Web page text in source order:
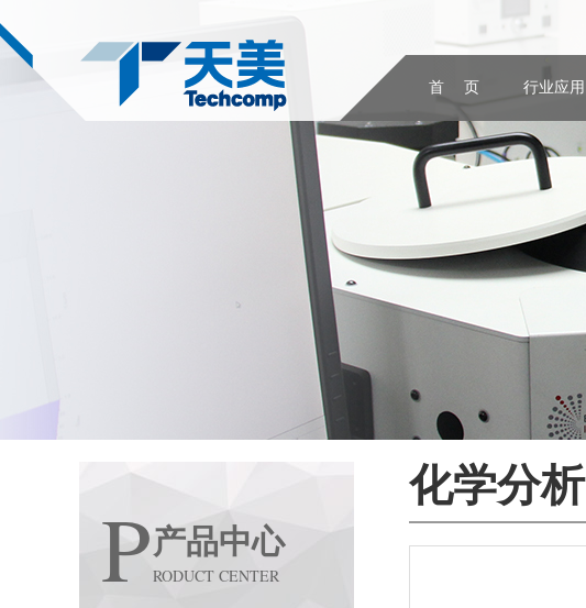
首 页 行业应用
P产品中心
RODUCT CENTER
化学分析